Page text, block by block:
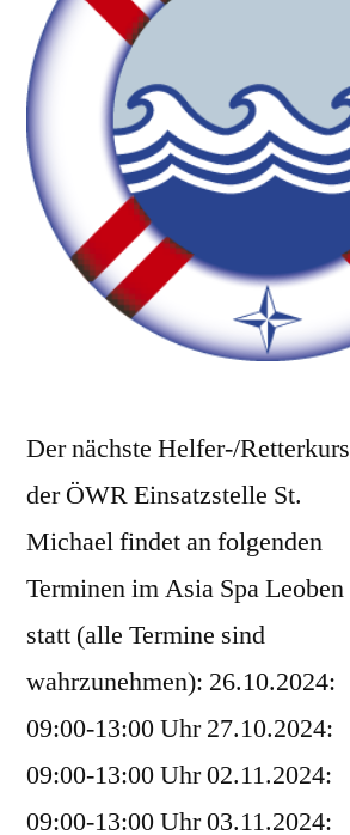
Der nächste Helfer-/Retterkurs
der ÖWR Einsatzstelle St.
Michael findet an folgenden
Terminen im Asia Spa Leoben
statt (alle Termine sind
wahrzunehmen): 26.10.2024:
09:00-13:00 Uhr 27.10.2024:
09:00-13:00 Uhr 02.11.2024:
09:00-13:00 Uhr 03.11.2024: